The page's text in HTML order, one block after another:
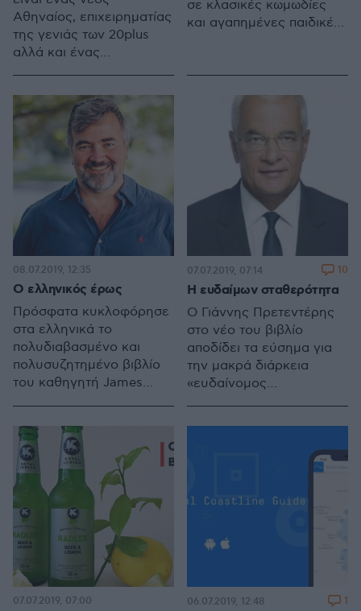
Αθηναίος, επιχειρηματίας
της γενιάς των 20plus
αλλά και ένας
βρει ανταπόκριση και να
«δέσει» το ακροατήριο
και πάνω σε αυτό να
«χτίσει» την επιτυχία της.
σε κλασικές κωμωδίες
και αγαπημένες παιδικές
Ο ελληνικός έρως
Πρόσφατα κυκλοφόρησε
στα ελληνικά το
πολυδιαβασμένο και
πολυσυζητημένο βιβλίο
του καθηγητή James
«ριζοσπαστική
επανεκτίμηση της
ομοερωτικής φιλίας στην
αρχαία Ελλάδα».
08.07.2019, 12:35
Η ευδαίμων σταθερότητα
Ο Γιάννης Πρετεντέρης
στο νέο του βιβλίο
αποδίδει τα εύσημα για
την μακρά διάρκεια
«ευδαίνομος
προσωπικότητες όπως ο
Παπανδρέου, ο
Μητσοτάκης, ο Κώστας
07.07.2019, 07:14 10
07.07.2019, 07:00 06.07.2019, 12:48 1